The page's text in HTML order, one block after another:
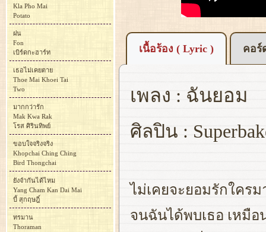
เนื้อร้อง ( Lyric ) คอร์
เพลง : ฉันยอม
ศิลปิน :
ไม่เคยจะยอมรักใคร
จนฉันได้พบเธอ เหมื
Kla Pho Mai
Potato
ฝน
Fon
เบิร์ดกะฮาร์ท
เธอไม่เคยตาย
Thoe Mai Khoei Tai
Two
มากกว่ารัก
Mak Kwa Rak
โรส ศิรินทิพย์
ขอบใจจริงจริง
Khopchai Ching Ching
Bird Thongchai
ยังจำกันได้ไหม
Yang Cham Kan Dai Mai
บี้ สุกฤษฎิ์
ทรมาน
Thoraman